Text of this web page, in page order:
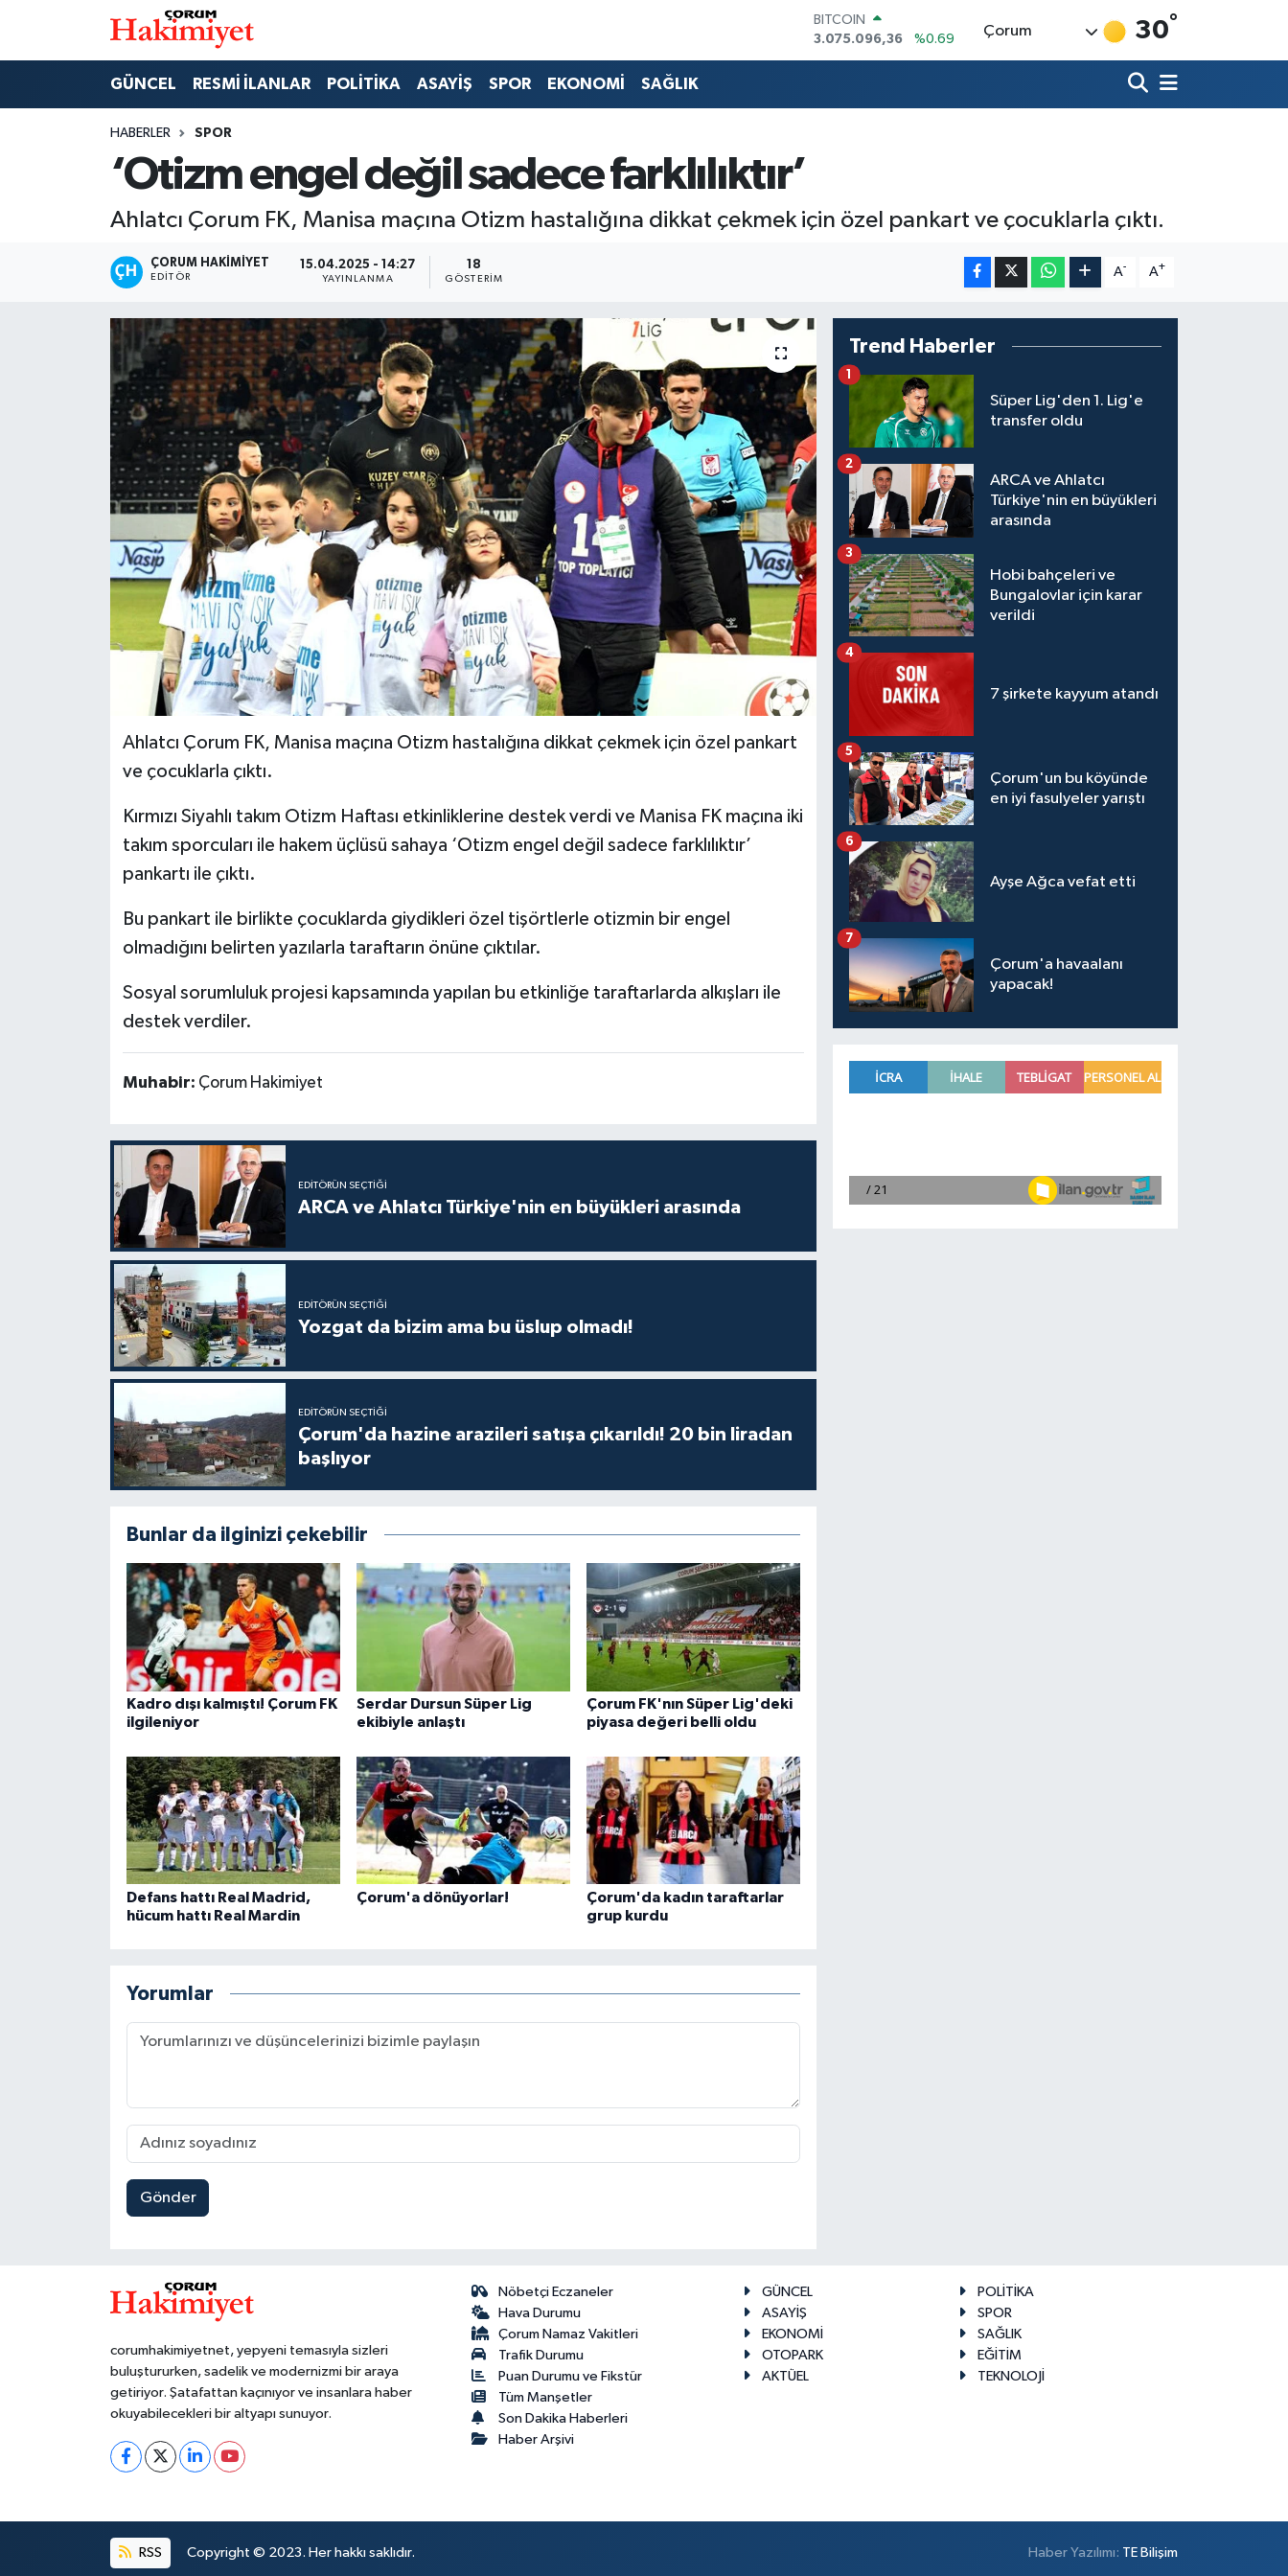
DOLAR
47,6006
%0.06
EURO
BITCOIN
3.075.096,36
%0.69
Çorum 30°
GÜNCEL RESMİ İLANLAR POLİTİKA ASAYİŞ SPOR EKONOMİ SAĞLIK
HABERLER SPOR
‘Otizm engel değil sadece farklılıktır’
Ahlatcı Çorum FK, Manisa maçına Otizm hastalığına dikkat çekmek için özel pankart ve çocuklarla çıktı.
ÇORUM HAKIMIYET
EDITÖR
15.04.2025 - 14:27
YAYINLANMA
18
GÖSTERIM
A- A+
Ahlatcı Çorum FK, Manisa maçına Otizm hastalığına dikkat çekmek için özel pankart
ve çocuklarla çıktı.
Kırmızı Siyahlı takım Otizm Haftası etkinliklerine destek verdi ve Manisa FK maçına iki
takım sporcuları ile hakem üçlüsü sahaya ‘Otizm engel değil sadece farklılıktır’
pankartı ile çıktı.
Bu pankart ile birlikte çocuklarda giydikleri özel tişörtlerle otizmin bir engel
olmadığını belirten yazılarla taraftarın önüne çıktılar.
Sosyal sorumluluk projesi kapsamında yapılan bu etkinliğe taraftarlarda alkışları ile
destek verdiler.
Muhabir: Çorum Hakimiyet
EDITÖRÜN SEÇTIĞI
ARCA ve Ahlatcı Türkiye'nin en büyükleri arasında
EDITÖRÜN SEÇTIĞI
Yozgat da bizim ama bu üslup olmadı!
EDITÖRÜN SEÇTIĞI
Çorum'da hazine arazileri satışa çıkarıldı! 20 bin liradan
başlıyor
Bunlar da ilginizi çekebilir
Kadro dışı kalmıştı! Çorum FK
ilgileniyor
Serdar Dursun Süper Lig
ekibiyle anlaştı
Çorum FK'nın Süper Lig'deki
piyasa değeri belli oldu
Defans hattı Real Madrid,
hücum hattı Real Mardin
Çorum'a dönüyorlar!
Çorum'da kadın taraftarlar
grup kurdu
Yorumlar
Gönder
Trend Haberler
Süper Lig'den 1. Lig'e
transfer oldu
1
ARCA ve Ahlatcı
Türkiye'nin en büyükleri
arasında
2
Hobi bahçeleri ve
Bungalovlar için karar
verildi
3
7 şirkete kayyum atandı
4
Çorum'un bu köyünde
en iyi fasulyeler yarıştı
5
Ayşe Ağca vefat etti
6
Çorum'a havaalanı
yapacak!
7
corumhakimiyetnet, yepyeni temasıyla sizleri
buluştururken, sadelik ve modernizmi bir araya
getiriyor. Şatafattan kaçınıyor ve insanlara haber
okuyabilecekleri bir altyapı sunuyor.
Nöbetçi Eczaneler
Hava Durumu
Çorum Namaz Vakitleri
Trafik Durumu
Puan Durumu ve Fikstür
Tüm Manşetler
Son Dakika Haberleri
Haber Arşivi
GÜNCEL
POLİTİKA
ASAYİŞ
SPOR
EKONOMİ
SAĞLIK
OTOPARK
EĞİTİM
AKTÜEL
TEKNOLOJİ
RSS Copyright © 2023. Her hakkı saklıdır. Haber Yazılımı: TE Bilişim
EKONOMİ
GÜNCEL
İLÇELER
OTOPARK
TEKNOLOJİ
Nöbetçi Eczaneler
Çorum Namaz Vakitleri
Trafik Durumu
Süper Lig Puan Durumu ve Fikstür
Tüm Manşetler
Son Dakika Haberleri
Haber Arşivi